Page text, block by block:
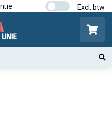
Gratis